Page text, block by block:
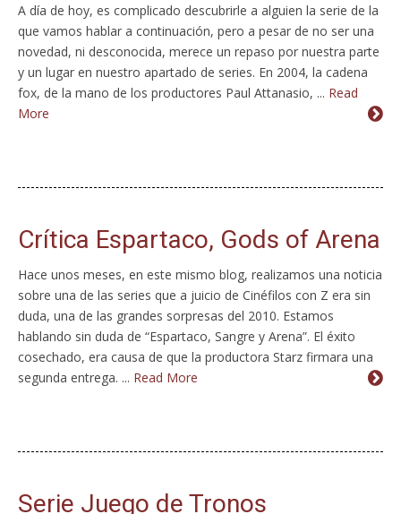
A día de hoy, es complicado descubrirle a alguien la serie de la
que vamos hablar a continuación, pero a pesar de no ser una
novedad, ni desconocida, merece un repaso por nuestra parte
y un lugar en nuestro apartado de series. En 2004, la cadena
fox, de la mano de los productores Paul Attanasio, ... Read
More
Crítica Espartaco, Gods of Arena
Hace unos meses, en este mismo blog, realizamos una noticia
sobre una de las series que a juicio de Cinéfilos con Z era sin
duda, una de las grandes sorpresas del 2010. Estamos
hablando sin duda de “Espartaco, Sangre y Arena”. El éxito
cosechado, era causa de que la productora Starz firmara una
segunda entrega. ... Read More
Serie Juego de Tronos